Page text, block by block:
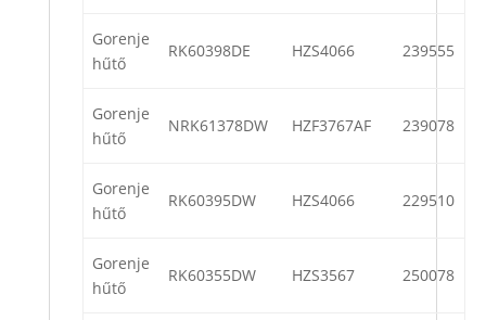
Gorenje
hűtő
RK60398DE HZS4066 239555
Gorenje
hűtő
NRK61378DW HZF3767AF 239078
Gorenje
hűtő
RK60395DW HZS4066 229510
Gorenje
hűtő
RK60355DW HZS3567 250078